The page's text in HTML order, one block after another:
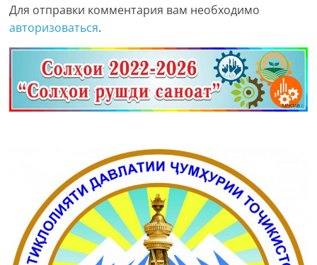
Для отправки комментария вам необходимо
авторизоваться.